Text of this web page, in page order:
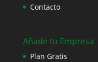
Contacto
Añade tu Empresa
Plan Gratis